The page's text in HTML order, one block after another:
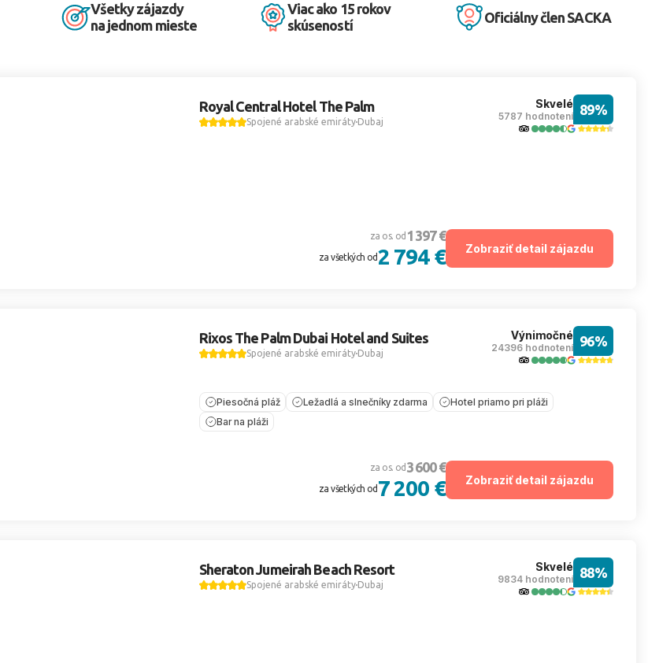
Všetky zájazdy
na jednom mieste
Viac ako 15 rokov
skúseností
Oficiálny člen SACKA
Royal Central Hotel The Palm
Spojené arabské emirátyDubaj
Skvelé
5787 hodnotení 89%
za os. od 1 397 €
za všetkých od2 794 € Zobraziť detail zájazdu
Rixos The Palm Dubai Hotel and Suites
Spojené arabské emirátyDubaj
Výnimočné
24396 hodnotení 96%
Piesočná pláž Ležadlá a slnečníky zdarma
Hotel priamo pri pláži
Bar na pláži
za os. od 3 600 €
za všetkých od 7 200 € Zobraziť detail zájazdu
Sheraton Jumeirah Beach Resort
Spojené arabské emirátyDubaj
Skvelé
9834 hodnotení 88%